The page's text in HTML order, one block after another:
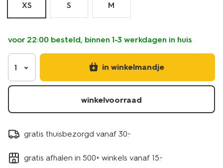
XS S M
voor 22:00 besteld, binnen 1-3 werkdagen in huis
1 in winkelmandje
winkelvoorraad
gratis thuisbezorgd vanaf 30.-
gratis afhalen in 500+ winkels vanaf 15.-